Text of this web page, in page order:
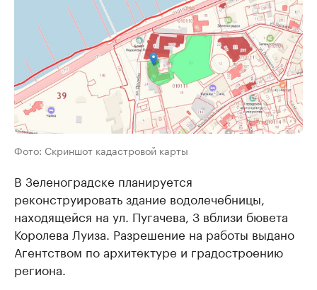
Фото: Скриншот кадастровой карты
В Зеленоградске планируется
реконструировать здание водолечебницы,
находящейся на ул. Пугачева, 3 вблизи бювета
Королева Луиза. Разрешение на работы выдано
Агентством по архитектуре и градостроению
региона.